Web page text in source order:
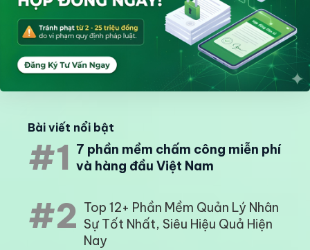
Bài viết nổi bật
#1 7 phần mềm chấm công miễn phí
và hàng đầu Việt Nam
#2 Top 12+ Phần Mềm Quản Lý Nhân
Sự Tốt Nhất, Siêu Hiệu Quả Hiện
Nay